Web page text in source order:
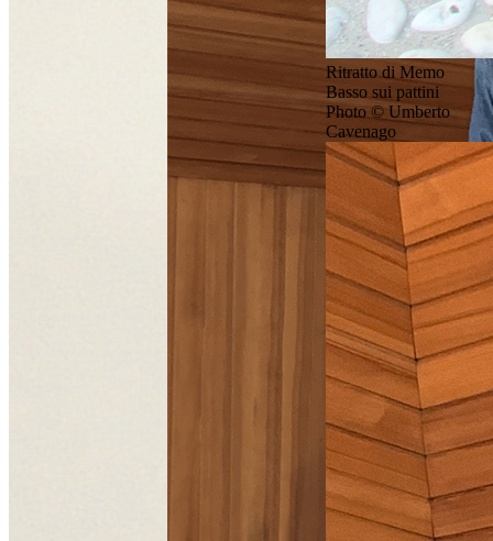
Ritratto di Memo
Basso sui pattini
Photo © Umberto
Cavenago